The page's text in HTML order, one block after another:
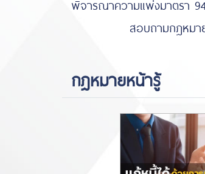
พิจารณาความแพ่งมาตรา
สอบถามกฎหมายกับผู้เ
กฎหมายหน้ารู้